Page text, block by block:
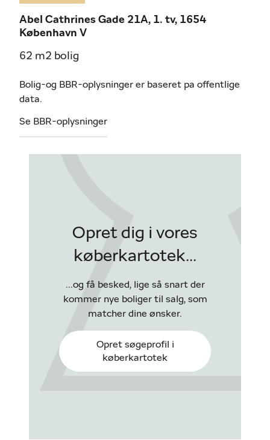
Abel Cathrines Gade 21A, 1. tv, 1654
København V
62 m2 bolig
Bolig-og BBR-oplysninger er baseret pa offentlige
data.
Se BBR-oplysninger
Opret dig i vores
køberkartotek...
...og få besked, lige så snart der
kommer nye boliger til salg, som
matcher dine ønsker.
Opret søgeprofil i
køberkartotek